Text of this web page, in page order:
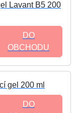
Lavant B5 200
DO
OBCHODU
gel 200 ml
DO